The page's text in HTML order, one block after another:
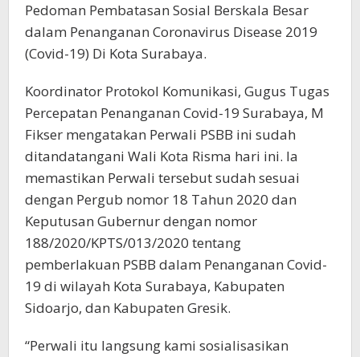
Pedoman Pembatasan Sosial Berskala Besar
dalam Penanganan Coronavirus Disease 2019
(Covid-19) Di Kota Surabaya.
Koordinator Protokol Komunikasi, Gugus Tugas
Percepatan Penanganan Covid-19 Surabaya, M
Fikser mengatakan Perwali PSBB ini sudah
ditandatangani Wali Kota Risma hari ini. Ia
memastikan Perwali tersebut sudah sesuai
dengan Pergub nomor 18 Tahun 2020 dan
Keputusan Gubernur dengan nomor
188/2020/KPTS/013/2020 tentang
pemberlakuan PSBB dalam Penanganan Covid-
19 di wilayah Kota Surabaya, Kabupaten
Sidoarjo, dan Kabupaten Gresik.
“Perwali itu langsung kami sosialisasikan